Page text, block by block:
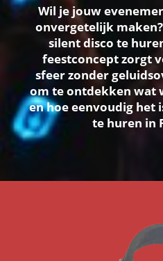
Wil je jouw
onvergetelijk
silent disco te
feestconcept zorgt
sfeer zonder
om te ontdekken wat
en hoe eenvoudig het
te huren in